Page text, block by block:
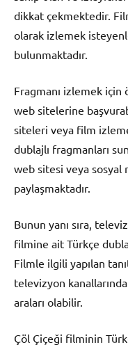
dikkat çekmektedir.
olarak izlemek
bulunmaktadır.
Fragmanı izlemek
web sitelerine
siteleri veya film
dublajlı fragmanları
web sitesi veya sosyal
paylaşmaktadır.
Bunun yanı sıra,
filmine ait Türkçe
Filmle ilgili yapılan
televizyon
araları olabilir.
Çöl Çiçeği filminin